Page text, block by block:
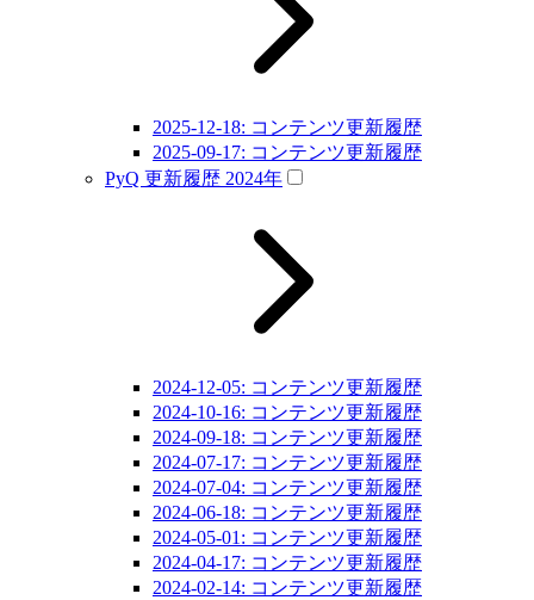
2025-12-18: コンテンツ更新履歴
2025-09-17: コンテンツ更新履歴
PyQ 更新履歴 2024年
2024-12-05: コンテンツ更新履歴
2024-10-16: コンテンツ更新履歴
2024-09-18: コンテンツ更新履歴
2024-07-17: コンテンツ更新履歴
2024-07-04: コンテンツ更新履歴
2024-06-18: コンテンツ更新履歴
2024-05-01: コンテンツ更新履歴
2024-04-17: コンテンツ更新履歴
2024-02-14: コンテンツ更新履歴